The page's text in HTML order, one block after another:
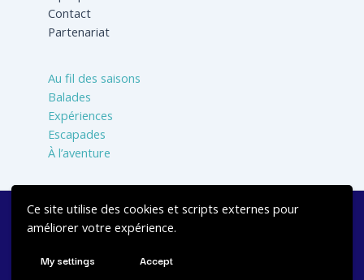
Ce site utilise des cookies et scripts externes pour
améliorer votre expérience.
My settings Accept
Contact
Partenariat
Au fil des saisons
Balades
Expériences
Escapades
À l’aventure
Réalisé avec 💙 par Jbcrea Studio Mentions légales
Politique de confidentialité